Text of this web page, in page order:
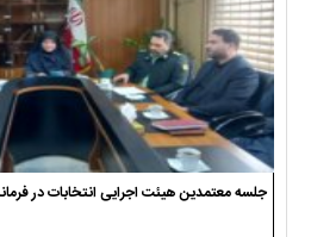
جلسه معتمدین هیئت اجرایی انتخابات در